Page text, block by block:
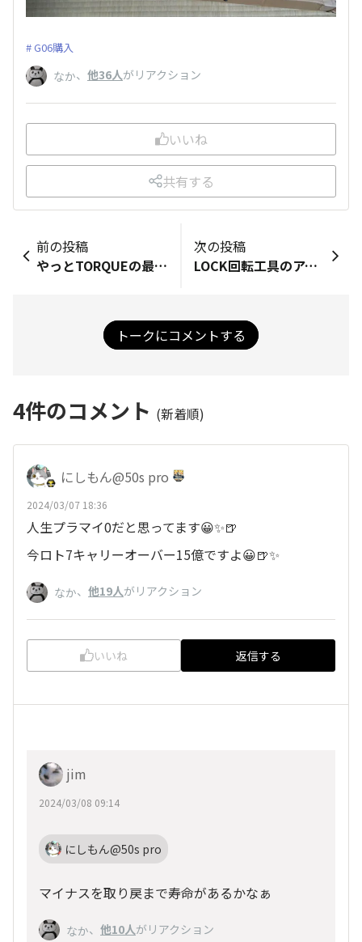
G06購入
なか、 他36人がリアクション
いいね
共有する
前の投稿
やっとTORQUEの最新機種に機種変更(^o^) 縦の長さがまだ慣れないけど… 使いこなしていこうっと(^o^)
次の投稿
LOCK回転工具のアクセサリー化 ストラップからワンタッチ着脱式で回転工具にもなるスマホリングでも 作ってほしいです
トークにコメントする
4件のコメント (新着順)
にしもん@50s pro
2024/03/07 18:36
人生プラマイ0だと思ってます😀✨🍺
今ロト7キャリーオーバー15億ですよ😀🍺✨
なか、 他19人がリアクション
いいね 返信する
jim
2024/03/08 09:14
にしもん@50s pro
マイナスを取り戻まで寿命があるかなぁ
なか、 他10人がリアクション